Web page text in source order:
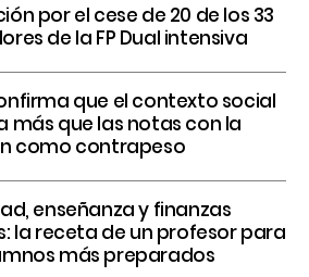
por el cese de 20 de los 33
de la FP Dual intensiva
que el contexto social
más que las notas con la
como contrapeso
enseñanza y finanzas
la receta de un profesor para
más preparados